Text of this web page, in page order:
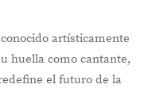
artísticamente
huella como cantante,
el futuro de la